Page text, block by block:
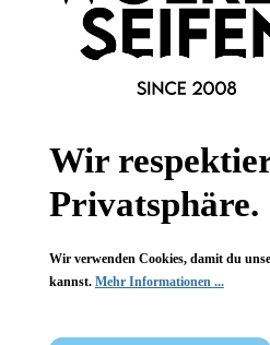
Vertrag
wenn nicht anders
Wir
Privatsphäre.
Wir verwenden Cookies, damit du
kannst. Mehr Informationen ...